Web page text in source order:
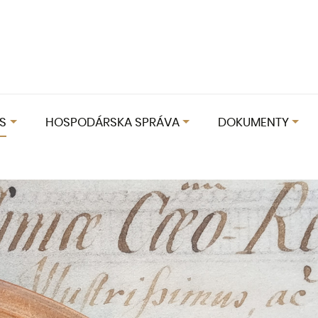
HOSPODÁRSKA SPRÁVA DOKUMENTY